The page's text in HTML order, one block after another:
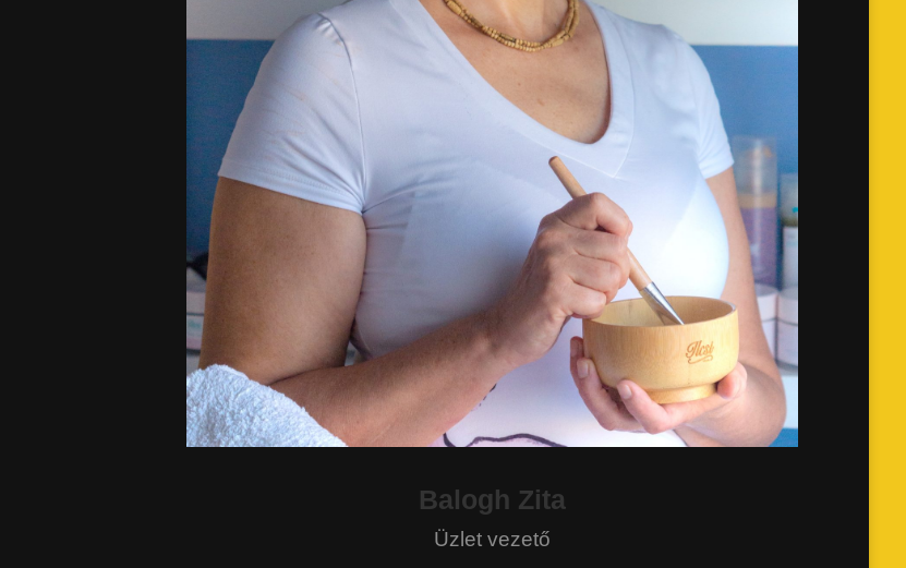
Balogh Zita
Üzlet vezető